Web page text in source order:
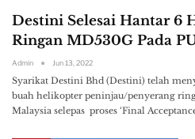
Destini Selesai Hantar 6
Ringan MD530G Pada
Admin Jun 13, 2022
Syarikat Destini Bhd (Destini) telah
buah helikopter peninjau/penyerang
Malaysia selepas proses ‘Final